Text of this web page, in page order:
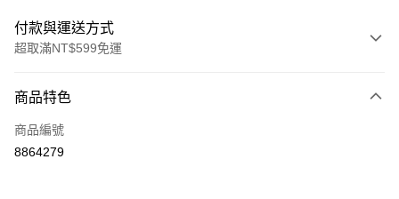
付款與運送方式
超取滿NT$599免運
信用卡一次付款
超商取貨付款
商品特色
商品編號
8864279